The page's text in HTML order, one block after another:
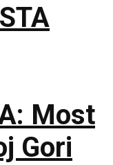
Most
Gori